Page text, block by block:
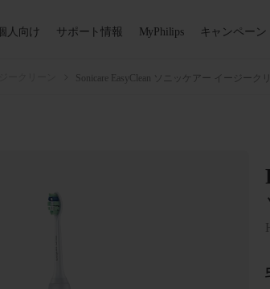
人向け サポート情報 MyPhilips キャンペーン
Sonicare EasyClean ソニッケアー イージーク